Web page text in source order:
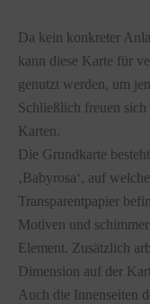
Da kein konkreter
kann diese Karte für
genutzt werden, um
Schließlich freuen sich
Karten.
Die Grundkarte
‚Babyrosa‘, auf
Transparentpapier
Motiven und
Element. Zusätzlich
Dimension auf der
Auch die Innenseiten